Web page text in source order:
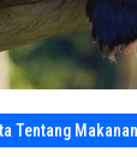
Tentang